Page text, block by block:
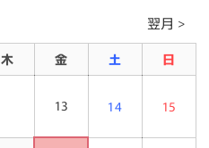
翌月 >
木 金 土 日
13 14 15